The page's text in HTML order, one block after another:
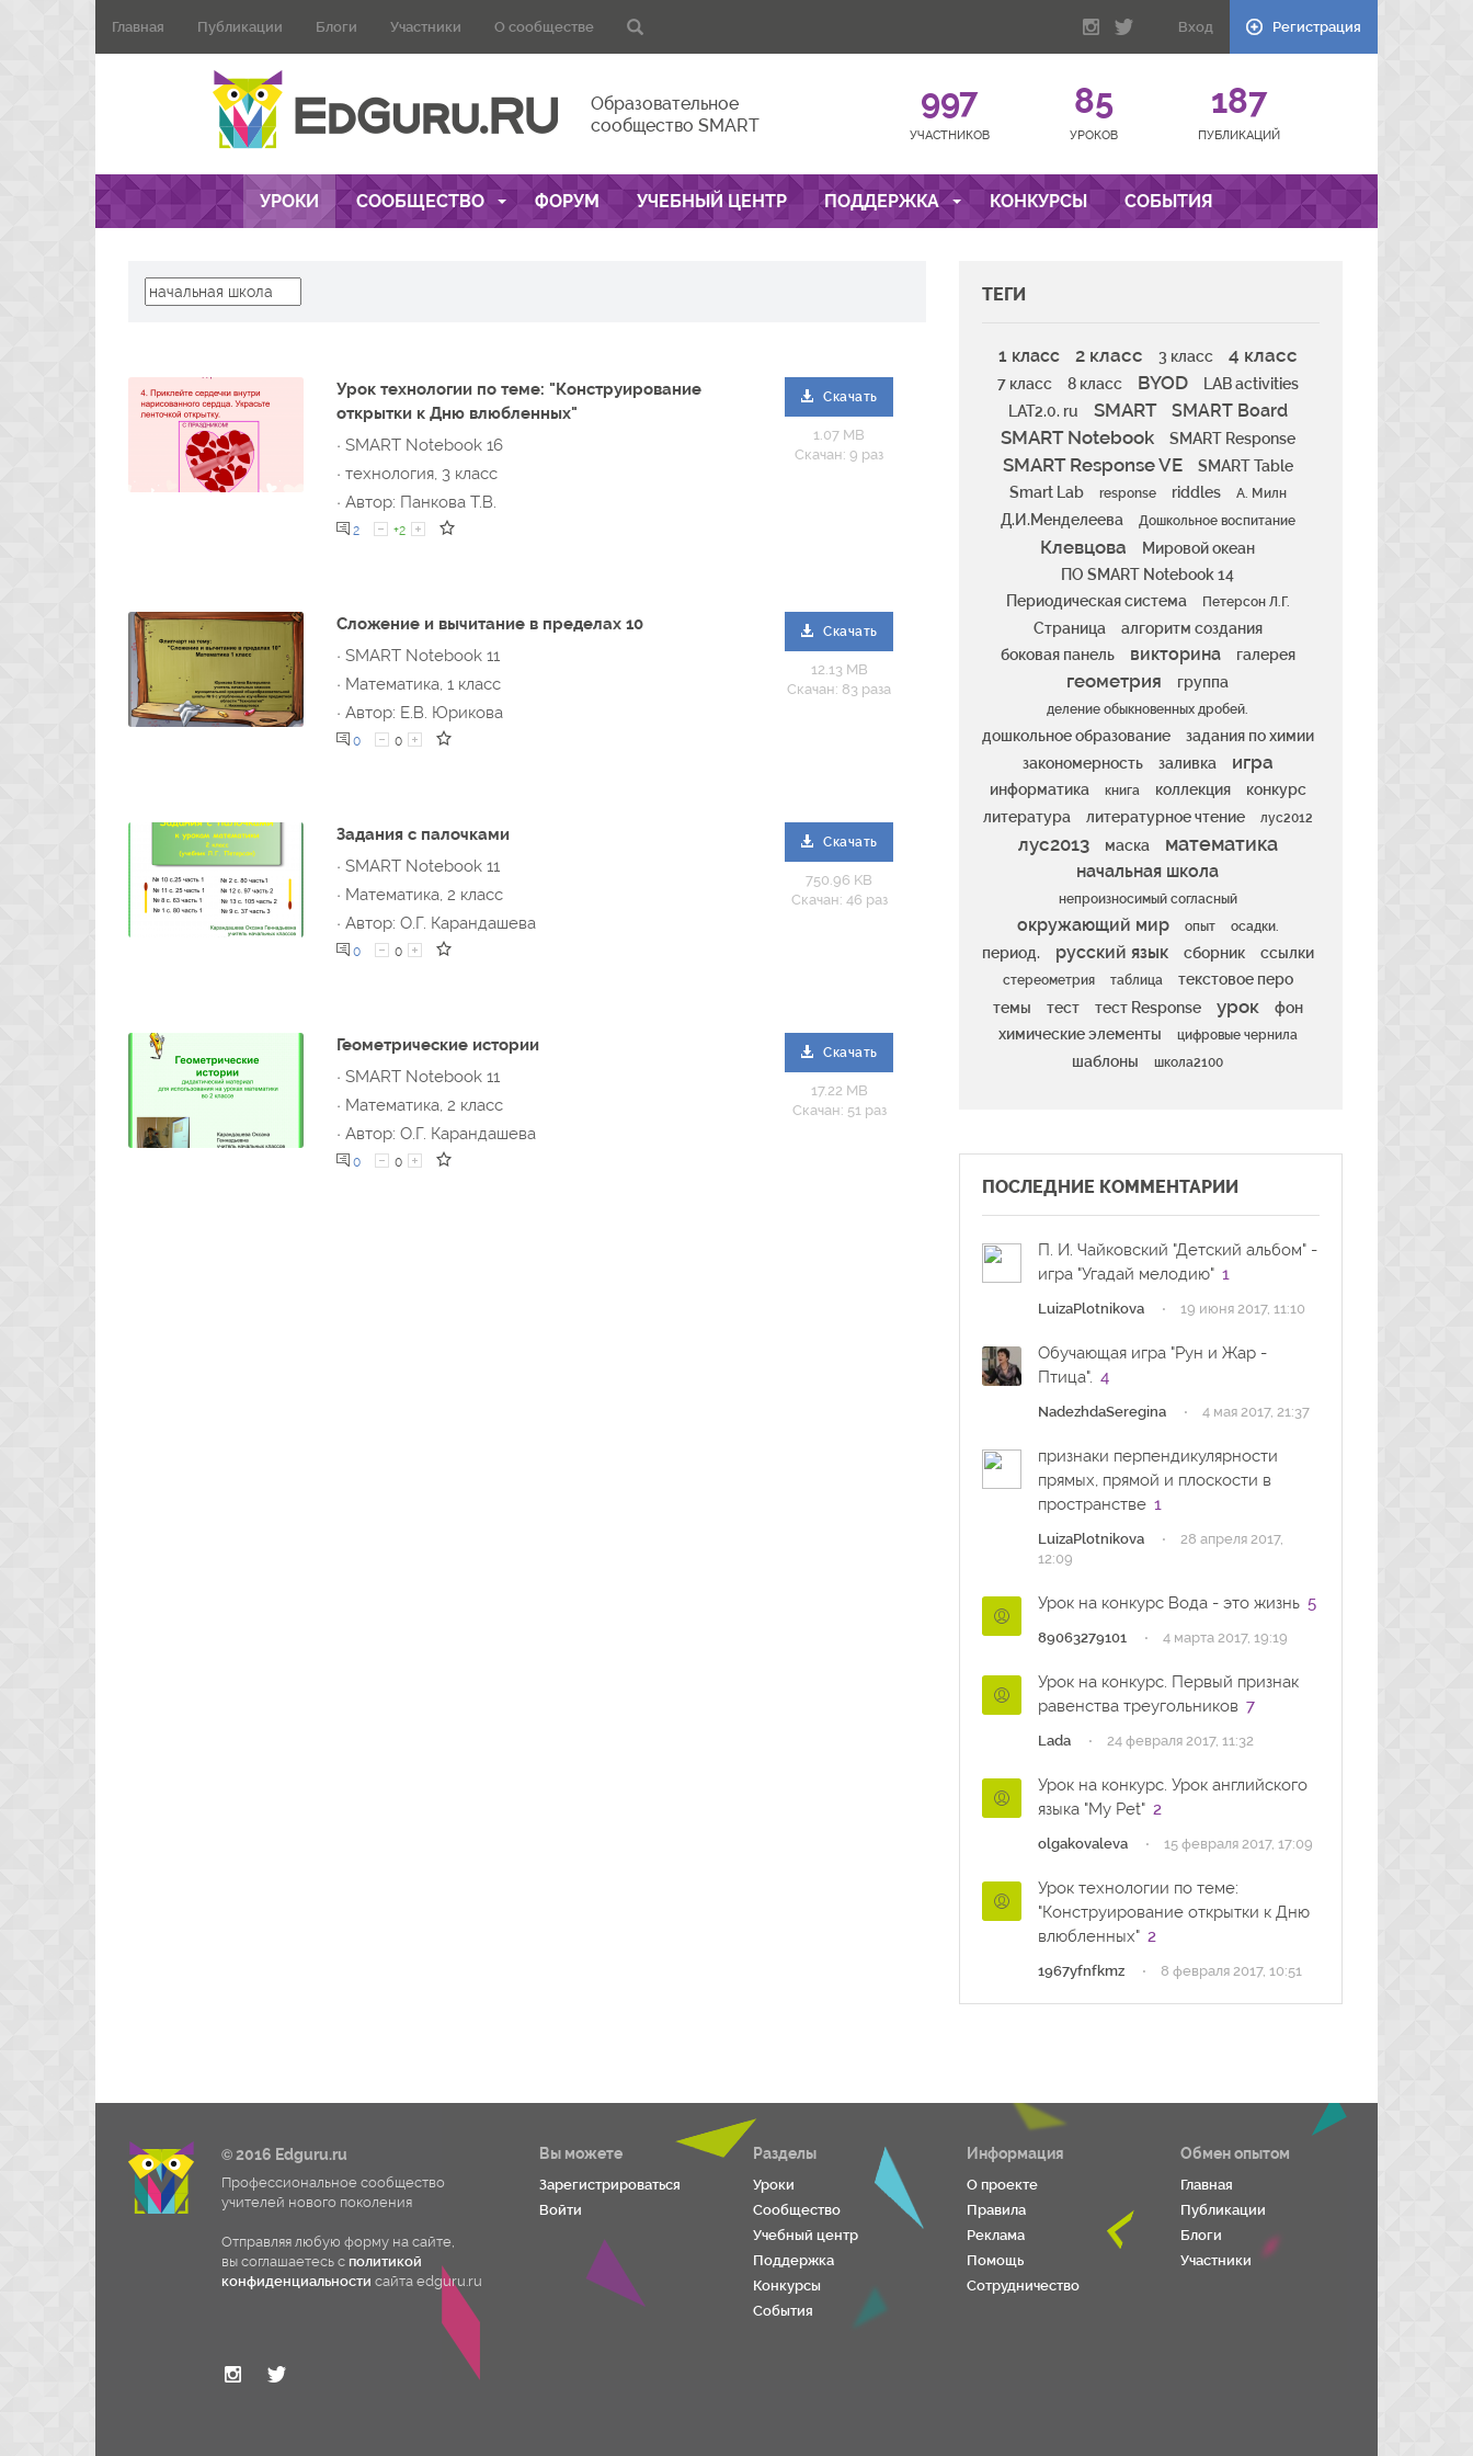
Главная Публикации Блоги Участники О сообществе Вход Регистрация
Образовательное
сообщество SMART
997
УЧАСТНИКОВ
85
УРОКОВ
187
ПУБЛИКАЦИЙ
УРОКИ СООБЩЕСТВО ФОРУМ УЧЕБНЫЙ ЦЕНТР ПОДДЕРЖКА КОНКУРСЫ СОБЫТИЯ
Урок технологии по теме: "Конструирование
открытки к Дню влюбленных"
· SMART Notebook 16
· технология, 3 класс
· Автор: Панкова Т.В.
2 +2
Скачать
1.07 MB
Скачан: 9 раз
Сложение и вычитание в пределах 10
· SMART Notebook 11
· Математика, 1 класс
· Автор: Е.В. Юрикова
0 0
Скачать
12.13 MB
Скачан: 83 раза
Задания с палочками
· SMART Notebook 11
· Математика, 2 класс
· Автор: О.Г. Карандашева
0 0
Скачать
750.96 KB
Скачан: 46 раз
Геометрические истории
· SMART Notebook 11
· Математика, 2 класс
· Автор: О.Г. Карандашева
0 0
Скачать
17.22 MB
Скачан: 51 раз
ТЕГИ
1 класс 2 класс 3 класс 4 класс
7 класс 8 класс BYOD
LAB activities
LAT2.0. ru
SMART SMART Board
SMART Notebook SMART Response
SMART Response VE
SMART Table
Smart Lab
response riddles А. Милн
Д.И.Менделеева Дошкольное воспитание
Клевцова
Мировой океан
ПО SMART Notebook 14
Периодическая система
Петерсон Л.Г.
Страница
алгоритм создания
боковая панель
викторина галерея
геометрия группа
деление обыкновенных дробей.
дошкольное образование
задания по химии
закономерность
заливка игра
информатика книга коллекция
конкурс
литература
литературное чтение лус2012
лус2013 маска математика
начальная школа
непроизносимый согласный
окружающий мир опыт осадки.
период. русский язык сборник ссылки
стереометрия таблица
текстовое перо
темы
тест тест Response урок
фон
химические элементы
цифровые чернила
шаблоны школа2100
ПОСЛЕДНИЕ КОММЕНТАРИИ
П. И. Чайковский "Детский альбом" -
игра "Угадай мелодию" 1
LuizaPlotnikova · 19 июня 2017, 11:10
Обучающая игра "Рун и Жар -
Птица". 4
NadezhdaSeregina · 4 мая 2017, 21:37
признаки перпендикулярности
прямых, прямой и плоскости в
пространстве 1
LuizaPlotnikova ·
28 апреля 2017,
12:09
Урок на конкурс Вода - это жизнь 5
89063279101 · 4 марта 2017, 19:19
Урок на конкурс. Первый признак
равенства треугольников 7
Lada · 24 февраля 2017, 11:32
Урок на конкурс. Урок английского
языка "My Pet" 2
olgakovaleva · 15 февраля 2017, 17:09
Урок технологии по теме:
"Конструирование открытки к Дню
влюбленных" 2
1967yfnfkmz · 8 февраля 2017, 10:51
© 2016 Edguru.ru
Профессиональное сообщество
учителей нового поколения
Отправляя любую форму на сайте,
вы соглашаетесь с политикой
конфиденциальности сайта edguru.ru
Вы можете
Зарегистрироваться
Войти
Разделы
Уроки
Сообщество
Учебный центр
Поддержка
Конкурсы
События
Информация
О проекте
Правила
Реклама
Помощь
Сотрудничество
Обмен опытом
Главная
Публикации
Блоги
Участники